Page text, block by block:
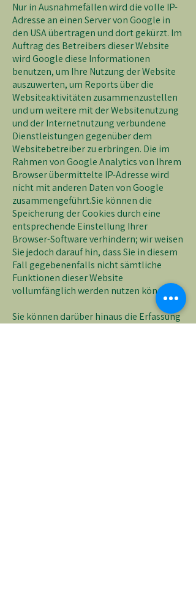
Nur in Ausnahmefällen wird die volle IP-
Adresse an einen Server von Google in
den USA übertragen und dort gekürzt. Im
Auftrag des Betreibers dieser Website
wird Google diese Informationen
benutzen, um Ihre Nutzung der Website
auszuwerten, um Reports über die
Websiteaktivitäten zusammenzustellen
und um weitere mit der Websitenutzung
und der Internetnutzung verbundene
Dienstleistungen gegenüber dem
Websitebetreiber zu erbringen. Die im
Rahmen von Google Analytics von Ihrem
Browser übermittelte IP-Adresse wird
nicht mit anderen Daten von Google
zusammengeführt.Sie können die
Speicherung der Cookies durch eine
entsprechende Einstellung Ihrer
Browser-Software verhindern; wir weisen
Sie jedoch darauf hin, dass Sie in diesem
Fall gegebenenfalls nicht sämtliche
Funktionen dieser Website
vollumfänglich werden nutzen können.
Sie können darüber hinaus die Erfassung